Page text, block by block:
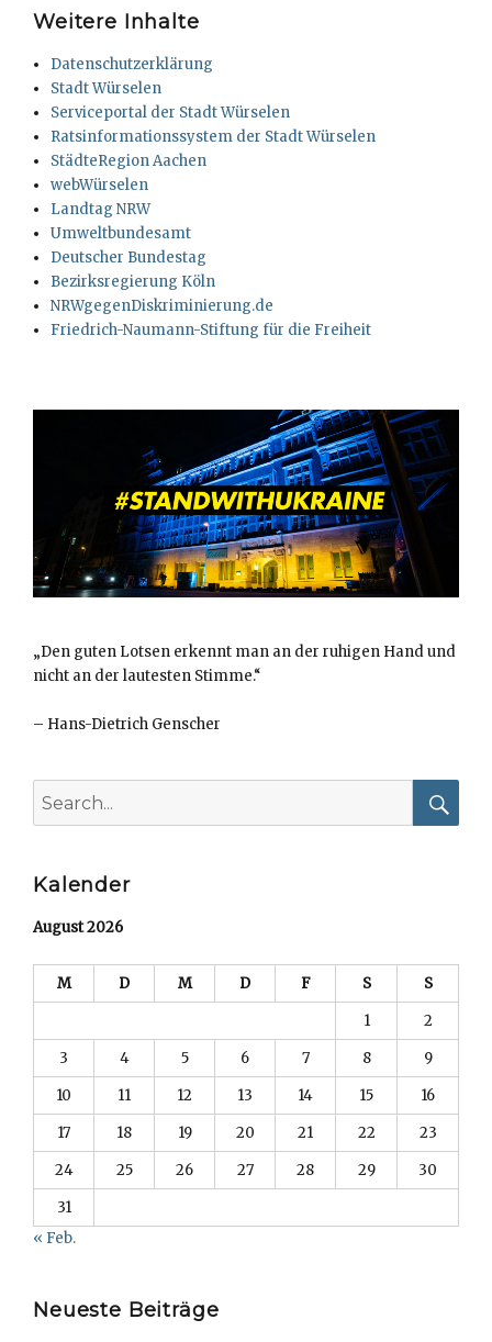
Weitere Inhalte
Datenschutzerklärung
Stadt Würselen
Serviceportal der Stadt Würselen
Ratsinformationssystem der Stadt Würselen
StädteRegion Aachen
webWürselen
Landtag NRW
Umweltbundesamt
Deutscher Bundestag
Bezirksregierung Köln
NRWgegenDiskriminierung.de
Friedrich-Naumann-Stiftung für die Freiheit
„Den guten Lotsen erkennt man an der ruhigen Hand und
nicht an der lautesten Stimme.“
– Hans-Dietrich Genscher
for:
Kalender
August 2026
M D M D F S
S
1
2
3
4 5 6 7 8
9
10
11 12 13 14 15
16
17
18 19 20 21 22
23
24
25 26 27 28 29
30
31
« Feb.
Neueste Beiträge